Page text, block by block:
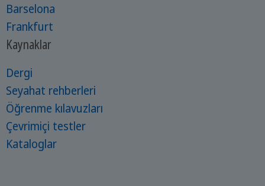
Barselona
Frankfurt
Kaynaklar
Dergi
Seyahat rehberleri
Öğrenme kılavuzları
Çevrimiçi testler
Kataloglar